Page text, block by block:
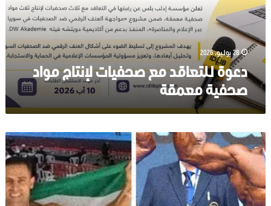
صحفية
معمقة
28 يوليو، 2026
دعوة للتعاقد مع صحفيات لإنتاج مواد
صحفية معمقة
البطل
السوري
“يوسف
الأسمر”
يفوز
بالمركز